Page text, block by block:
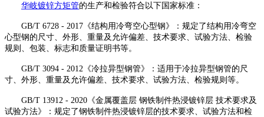
华岐镀锌方矩管的生产和检验符合以下国家标准：
GB/T 6728 - 2017《结构用冷弯空心型钢》：规定了结构用冷弯空
心型钢的尺寸、外形、重量及允许偏差、技术要求、试验方法、检验
规则、包装、标志和质量证明书等。
GB/T 3094 - 2012《冷拉异型钢管》：适用于冷拉异型钢管的尺
寸、外形、重量及允许偏差、技术要求、试验方法、检验规则等。
GB/T 13912 - 2020《金属覆盖层 钢铁制件热浸镀锌层 技术要求及
试验方法》：规定了钢铁制件热浸镀锌层的技术要求、试验方法和检